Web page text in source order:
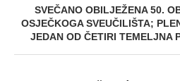
SVEČANO OBILJEŽENA 50.
OSJEČKOGA SVEUČILIŠTA;
JEDAN OD ČETIRI TEMELJNA